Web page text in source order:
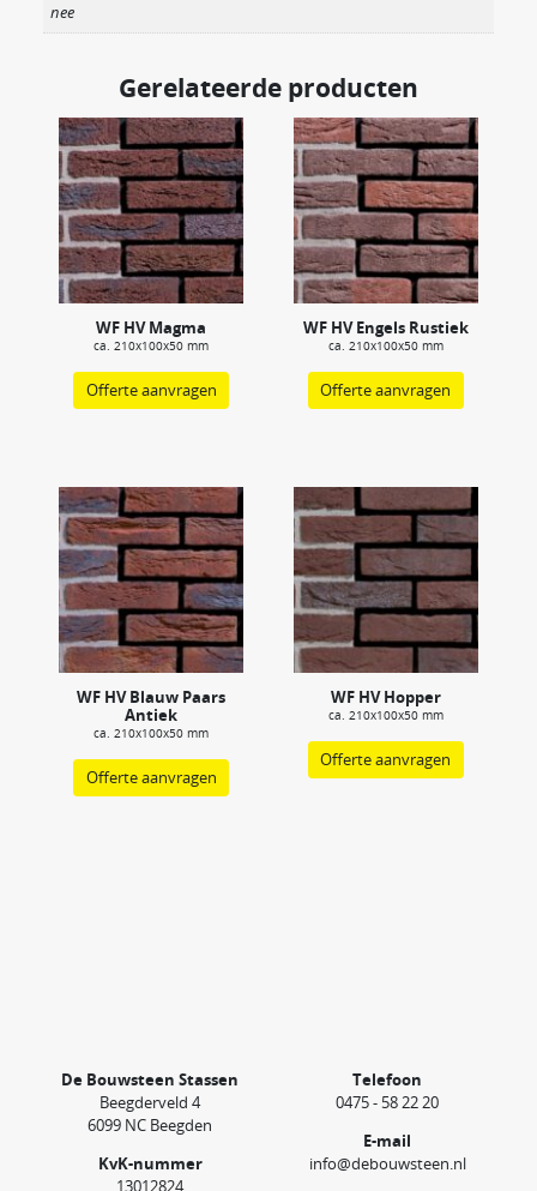
nee
Gerelateerde producten
WF HV Magma
ca. 210x100x50 mm
Offerte aanvragen
WF HV Engels Rustiek
ca. 210x100x50 mm
Offerte aanvragen
WF HV Blauw Paars
Antiek
ca. 210x100x50 mm
Offerte aanvragen
WF HV Hopper
ca. 210x100x50 mm
Offerte aanvragen
De Bouwsteen Stassen
Beegderveld 4
6099 NC Beegden
KvK-nummer
13012824
Telefoon
0475 - 58 22 20
E-mail
info@debouwsteen.nl